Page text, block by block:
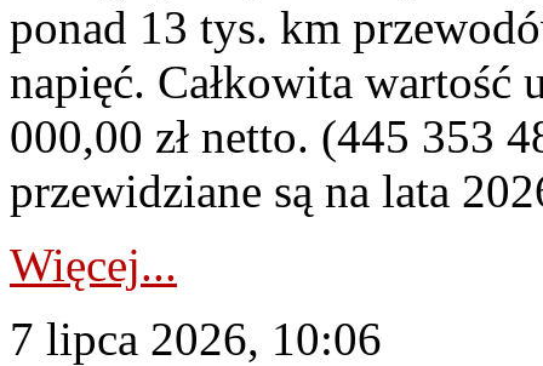
ponad 13 tys. km
napięć. Całkowita
000,00 zł netto. (445 353
przewidziane są na lata
Więcej...
7 lipca 2026, 10:06